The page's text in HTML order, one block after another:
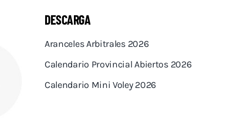
DESCARGA
Aranceles Arbitrales 2026
Calendario Provincial Abiertos 2026
Calendario Mini Voley 2026